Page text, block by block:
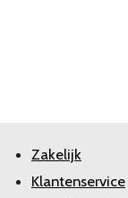
Zakelijk
Klantenservice